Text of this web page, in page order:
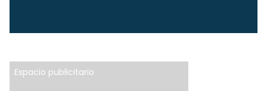
Espacio publicitario